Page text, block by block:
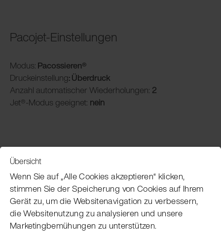
Pacojet-Einstellungen
Modus: Pacossieren®
Druckeinstellung: Überdruck
Anzahl automatischer Wiederholungen: 2
Jet®-Modus geeignet: nein
Pacojet Newsletter
Möchten Sie regelmäßig über Neuigkeiten,
Übersicht
Wenn Sie auf „Alle Cookies akzeptieren“ klicken,
stimmen Sie der Speicherung von Cookies auf Ihrem
Gerät zu, um die Websitenavigation zu verbessern,
die Websitenutzung zu analysieren und unsere
Marketingbemühungen zu unterstützen.